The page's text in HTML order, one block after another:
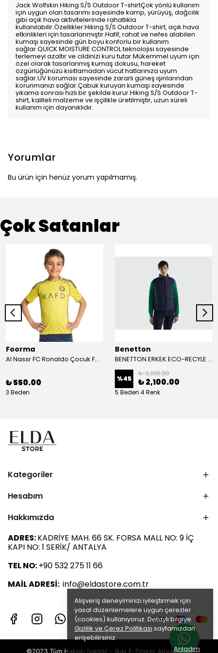
Alışveriş deneyiminizi iyileştirmek için
yasal düzenlemelere uygun çerezler
(cookies) kullanıyoruz. Detaylı bilgiye
Gizlilik ve Çerez Politikası sayfamızdan
erişebilirsiniz.
Anladım
Jack Wolfskin Hiking S/S Outdoor T-shirtÇok yönlü kullanım
için uygun olan tasarımı sayesinde kamp, yürüyüş, dağcılık
gibi açık hava aktivitelerinde rahatlıkla
kullanılabilir.Özellikler:Hiking S/S Outdoor T-shirt, açık hava
etkinlikleri için tasarlanmıştır.Hafif, rahat ve nefes alabilen
kumaşı sayesinde gün boyu konforlu bir kullanım
sağlar.QUICK MOISTURE CONTROL teknolojisi sayesinde
terlemeyi azaltır ve cildinizi kuru tutar.Mükemmel uyum için
özel olarak tasarlanmış kumaş dokusu, hareket
özgürlüğünüzü kısıtlamadan vücut hatlarınıza uyum
sağlar.UV koruması sayesinde zararlı güneş ışınlarından
korunmanızı sağlar.Çabuk kuruyan kumaşı sayesinde
yıkama sonrası hızlı bir şekilde kurur.Hiking S/S Outdoor T-
shirt, kaliteli malzeme ve işçilikle üretilmiştir, uzun süreli
kullanım için dayanıklıdır.
Yorumlar
Bu ürün için henüz yorum yapılmamış.
Çok Satanlar
Foorma
Al Nassr FC Ronaldo Çocuk Forma 2'li Takım(Şort/T-Shirt)
₺ 550.00
3 Beden
Benetton
BENETTON ERKEK ECO-RECYLE DOLGULU PUFA YELEK
%45
₺ 3,818.00
₺ 2,100.00
5 Beden 4 Renk
Kategoriler
Hesabım
Hakkımızda
ADRES:KADRİYE MAH. 66 SK. FORSA MALL NO: 9 İÇ
KAPI NO: 1 SERİK/ ANTALYA
TEL NO:+90 532 275 11 66
MAİL ADRESİ: info@eldastore.com.tr
©2023 Tüm Hakları Saklıdır - ikas E-Ticaret Altyapısı ile